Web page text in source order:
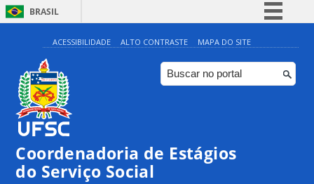
BRASIL
Simplifique!
Comunica BR
Participe
Canais
ACESSIBILIDADE ALTO CONTRASTE MAPA DO SITE
Coordenadoria de Estágios
do Serviço Social